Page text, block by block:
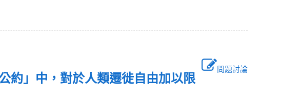
問題討論
約」中，對於人類遷徙自由加以限